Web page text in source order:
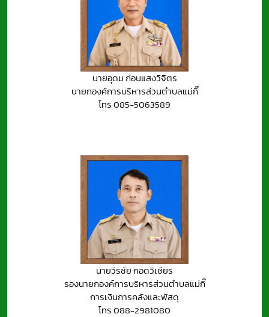
นายอุดม ก่อนแสงวิจิตร
นายกองค์การบริหารส่วนตำบลแม่กิ๊
โทร 085-5063589
นายวีรชัย กอดวิเชียร
รองนายกองค์การบริหารส่วนตำบลแม่กิ๊
การเงินการคลังและพัสดุ
โทร 088-2981080